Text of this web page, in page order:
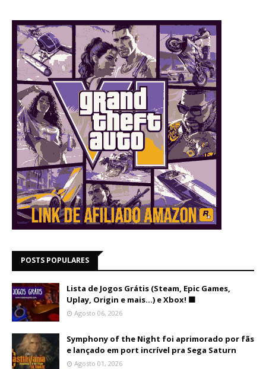
POSTS POPULARES
Lista de Jogos Grátis (Steam, Epic Games,
Uplay, Origin e mais...) e Xbox! 🟩
Agosto 06, 2026
Symphony of the Night foi aprimorado por fãs
e lançado em port incrível pra Sega Saturn
Agosto 01, 2026